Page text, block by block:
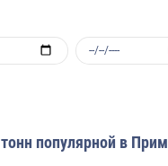
популярной в